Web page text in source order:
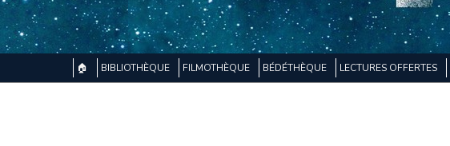
🏠 BIBLIOTHÈQUE FILMOTHÈQUE BÉDÉTHÈQUE LECTURES OFFERTES